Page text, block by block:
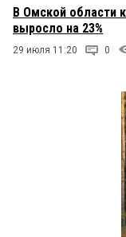
В Омской области
выросло на 23%
29 июля 11:20 0